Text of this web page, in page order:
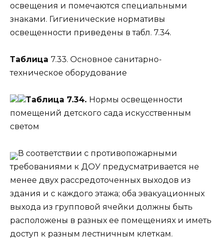
освещения и помечаются специальными
знаками. Гигиенические нормативы
освещенности приведены в табл. 7.34.
Таблица 7.33. Основное санитарно-
техническое оборудование
Таблица 7.34. Нормы освещенности
помещений детского сада искусственным
светом
В соответствии с противопожарными
требованиями к ДОУ предусматривается не
менее двух рассредоточенных выходов из
здания и с каждого этажа; оба эвакуационных
выхода из групповой ячейки должны быть
расположены в разных ее помещениях и иметь
доступ к разным лестничным клеткам.